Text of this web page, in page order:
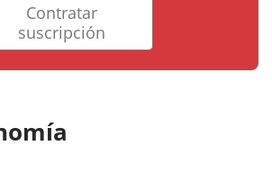
Contratar
suscripción